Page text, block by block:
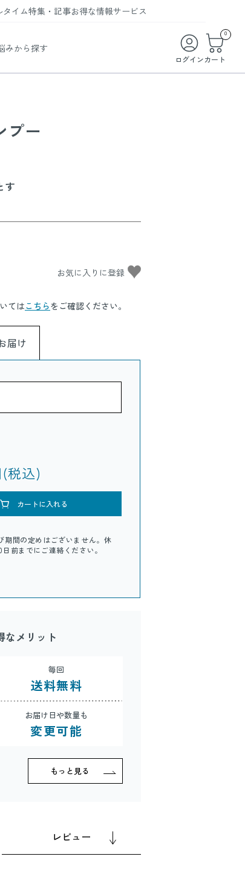
ログイン
0
カート
タイム
ティータイム
ケアタイム
フスタイルタイム
特集・記事
WELMAG
お得な情報
WEB限定/期間限定キャンペーン
まとめ買い商品
サービス
メンバーシッププログラム
LINEお友達登録
ン
みから探す
プー
す
てはこちらをご確認ください。
届け
(税込)
カートに入れる
間の定めはございません。休
前までにご連絡ください。
なメリット
毎回
送料無料
お届け日や数量も
変更可能
もっと見る
レビュー